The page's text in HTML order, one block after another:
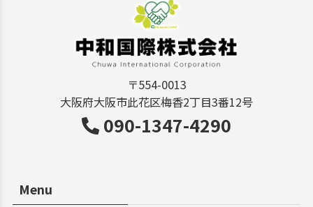
〒554-0013
大阪府大阪市此花区梅香2丁目3番12号
090-1347-4290
Menu